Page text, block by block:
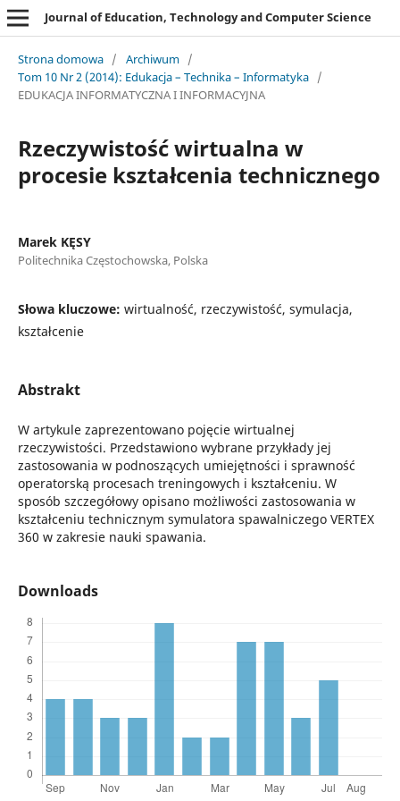
Journal of Education, Technology and Computer Science
Strona domowa / Archiwum /
Tom 10 Nr 2 (2014): Edukacja – Technika – Informatyka /
EDUKACJA INFORMATYCZNA I INFORMACYJNA
Rzeczywistość wirtualna w
procesie kształcenia technicznego
Marek KĘSY
Politechnika Częstochowska, Polska
Słowa kluczowe: wirtualność, rzeczywistość, symulacja,
kształcenie
Abstrakt
W artykule zaprezentowano pojęcie wirtualnej
rzeczywistości. Przedstawiono wybrane przykłady jej
zastosowania w podnoszących umiejętności i sprawność
operatorską procesach treningowych i kształceniu. W
sposób szczegółowy opisano możliwości zastosowania w
kształceniu technicznym symulatora spawalniczego VERTEX
360 w zakresie nauki spawania.
Downloads